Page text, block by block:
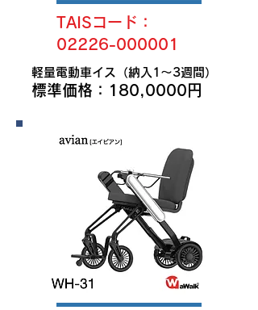
TAISコード：
02226-000001
軽量電動車イス（納入1〜3週間）
​標準価格：180,0000円